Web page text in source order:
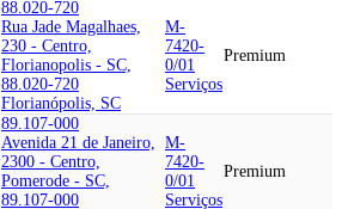
88.020-720
Rua Jade Magalhaes,
230 - Centro,
Florianopolis - SC,
88.020-720
Florianópolis, SC
M-
7420-
0/01
Serviços
Premium
89.107-000
Avenida 21 de Janeiro,
2300 - Centro,
Pomerode - SC,
89.107-000
M-
7420-
0/01
Serviços
Premium